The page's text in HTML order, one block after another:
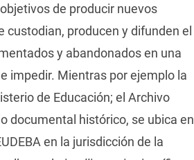
de producir nuevos
custodian, producen y difunden el
y abandonados en una
impedir. Mientras por ejemplo la
de Educación; el Archivo
documental histórico, se ubica en
en la jurisdicción de la